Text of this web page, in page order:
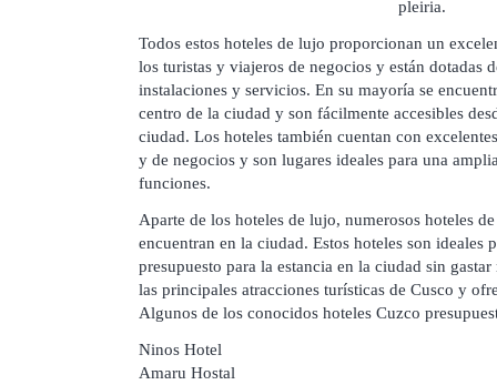
Todos estos hoteles de lujo proporcionan un
los turistas y viajeros de negocios y están dotadas
instalaciones y servicios. En su mayoría se
centro de la ciudad y son fácilmente accesibles
ciudad. Los hoteles también cuentan con
y de negocios y son lugares ideales para una
funciones.
Aparte de los hoteles de lujo, numerosos hoteles
encuentran en la ciudad. Estos hoteles son ideales
presupuesto para la estancia en la ciudad sin
las principales atracciones turísticas de Cusco y
Algunos de los conocidos hoteles Cuzco
Ninos Hotel
Amaru Hostal